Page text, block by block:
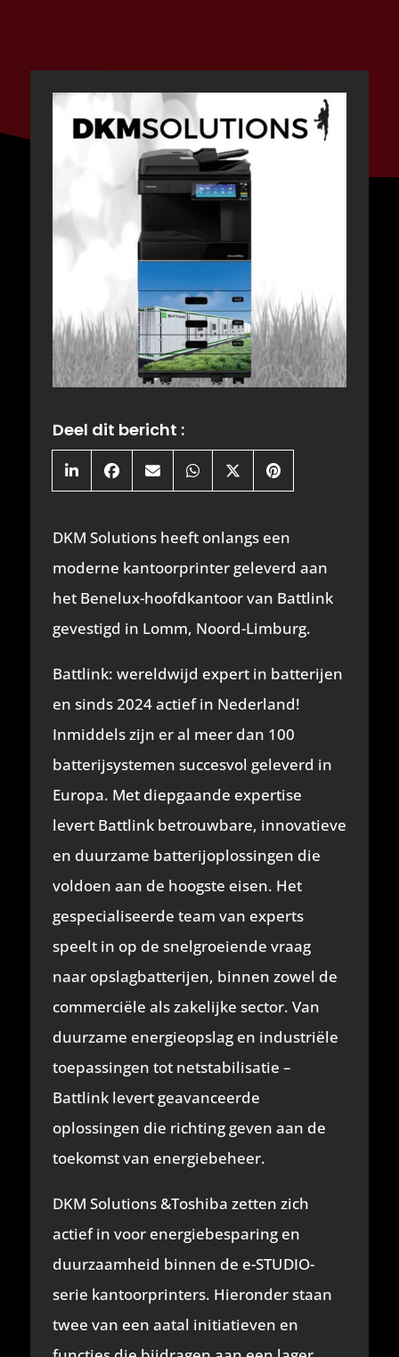
Deel dit bericht :
Share
on
Share
on
Share
on
Share
on
Share
on
Share
on
DKM Solutions heeft onlangs een
moderne kantoorprinter geleverd aan
het Benelux-hoofdkantoor van Battlink
gevestigd in Lomm, Noord-Limburg.
Battlink: wereldwijd expert in batterijen
en sinds 2024 actief in Nederland!
Inmiddels zijn er al meer dan 100
batterijsystemen succesvol geleverd in
Europa. Met diepgaande expertise
levert Battlink betrouwbare, innovatieve
en duurzame batterijoplossingen die
voldoen aan de hoogste eisen. Het
gespecialiseerde team van experts
speelt in op de snelgroeiende vraag
naar opslagbatterijen, binnen zowel de
commerciële als zakelijke sector. Van
duurzame energieopslag en industriële
toepassingen tot netstabilisatie –
Battlink levert geavanceerde
oplossingen die richting geven aan de
toekomst van energiebeheer.
DKM Solutions &Toshiba zetten zich
actief in voor energiebesparing en
duurzaamheid binnen de e-STUDIO-
serie kantoorprinters. Hieronder staan
twee van een aatal initiatieven en